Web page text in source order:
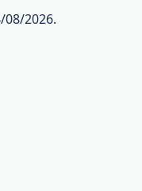
2026.